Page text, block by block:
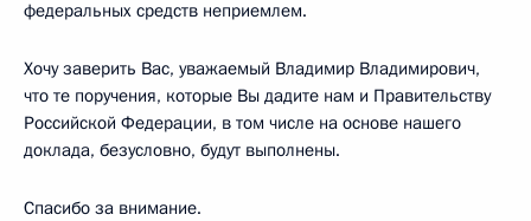
федеральных средств неприемлем.
Хочу заверить Вас, уважаемый Владимир Владимирович,
что те поручения, которые Вы дадите нам и Правительству
Российской Федерации, в том числе на основе нашего
доклада, безусловно, будут выполнены.
Спасибо за внимание.